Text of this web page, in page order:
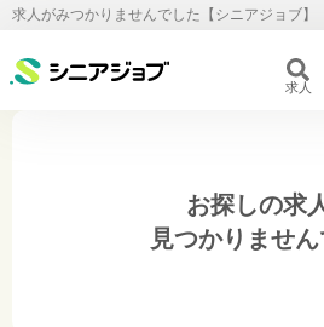
求人がみつかりませんでした【シニアジョブ】
求人
お探しの求
見つかりませ